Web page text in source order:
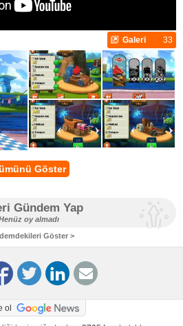
Galeri 33
Göster
Gündem Yap
oy almadı
Göster >
ol